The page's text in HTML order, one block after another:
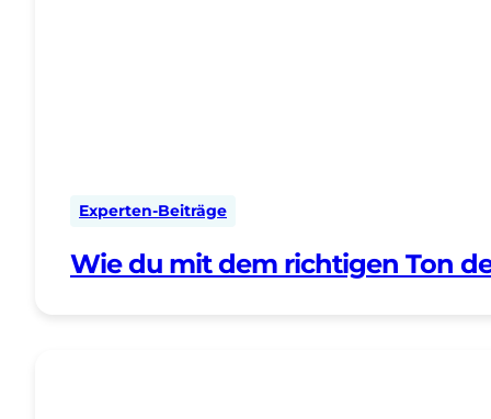
Experten-Beiträge
Wie du mit dem richtigen Ton